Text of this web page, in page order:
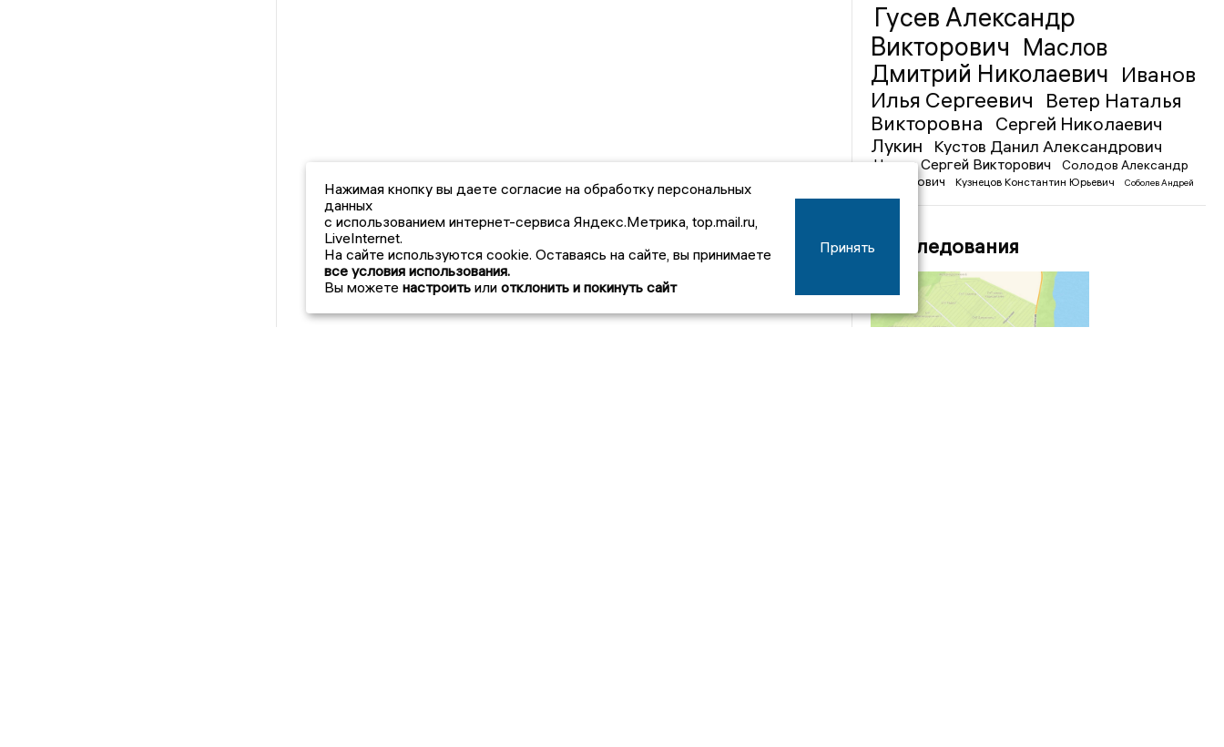
Гусев Александр
Викторович Маслов
Дмитрий Николаевич Иванов
Илья Сергеевич
Ветер Наталья
Викторовна
Сергей Николаевич
Лукин
Кустов Данил Александрович
Чижов Сергей Викторович
Солодов Александр
Михайлович
Кузнецов Константин Юрьевич
Соболев Андрей
Иванович
Расследования
Нажимая кнопку вы даете согласие на обработку персональных
данных
с использованием интернет-сервиса Яндекс.Метрика, top.mail.ru,
LiveInternet.
На сайте используются cookie. Оставаясь на сайте, вы принимаете
все условия использования.
Вы можете настроить или отклонить и покинуть сайт
Принять